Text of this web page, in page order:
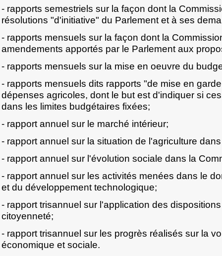
- rapports semestriels sur la façon dont la
résolutions "d'initiative" du Parlement et à ses
- rapports mensuels sur la façon dont la
amendements apportés par le Parlement aux
- rapports mensuels sur la mise en oeuvre du
- rapports mensuels dits rapports "de mise en
dépenses agricoles, dont le but est d'indiquer si
dans les limites budgétaires fixées;
- rapport annuel sur le marché intérieur;
- rapport annuel sur la situation de l'agriculture
- rapport annuel sur l'évolution sociale dans la
- rapport annuel sur les activités menées dans le
et du développement technologique;
- rapport trisannuel sur l'application des
citoyenneté;
- rapport trisannuel sur les progrès réalisés sur la
économique et sociale.